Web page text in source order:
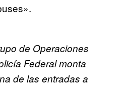
de Operaciones
Federal monta
de las entradas a